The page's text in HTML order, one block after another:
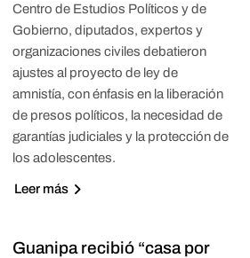
Centro de Estudios Políticos y de
Gobierno, diputados, expertos y
organizaciones civiles debatieron
ajustes al proyecto de ley de
amnistía, con énfasis en la liberación
de presos políticos, la necesidad de
garantías judiciales y la protección de
los adolescentes.
Leer más
Guanipa recibió “casa por